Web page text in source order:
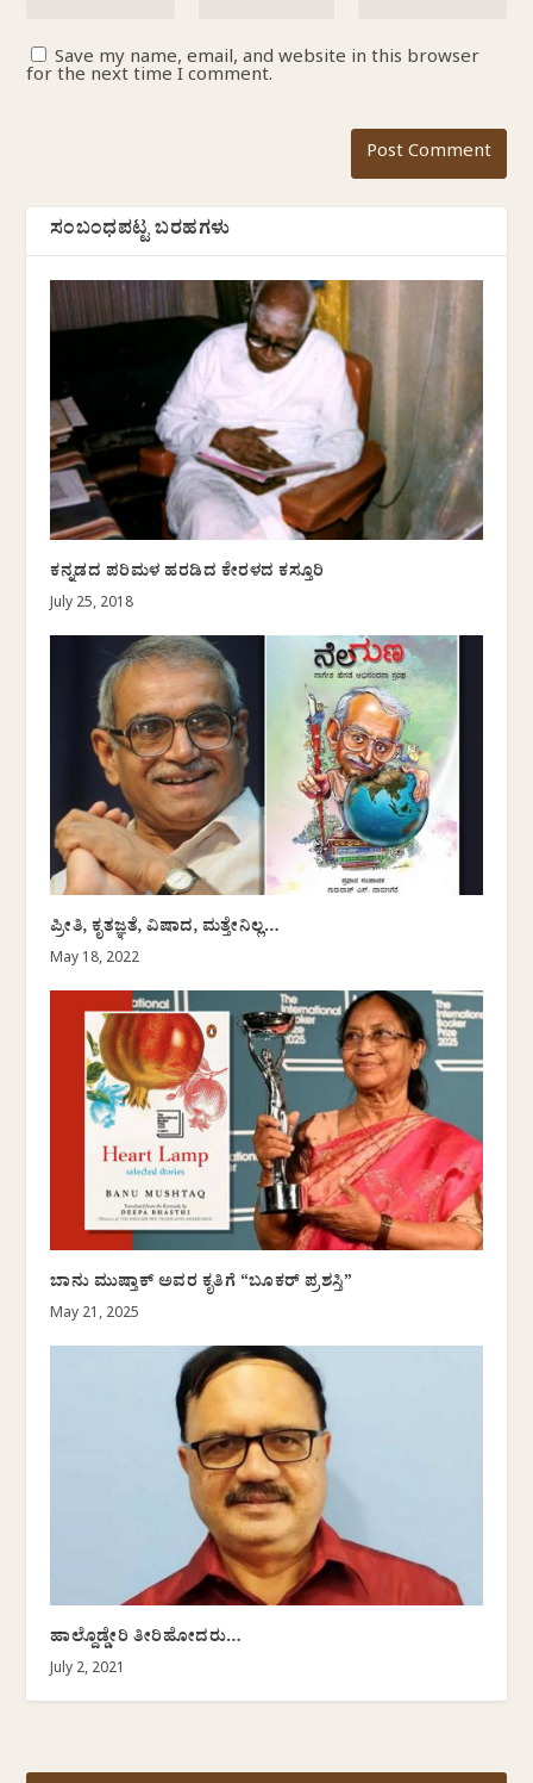
Save my name, email, and website in this browser
for the next time I comment.
ಸಂಬಂಧಪಟ್ಟ ಬರಹಗಳು
ಕನ್ನಡದ ಪರಿಮಳ ಹರಡಿದ ಕೇರಳದ ಕಸ್ತೂರಿ
July 25, 2018
ಪ್ರೀತಿ, ಕೃತಜ್ಞತೆ, ವಿಷಾದ, ಮತ್ತೇನಿಲ್ಲ…
May 18, 2022
ಬಾನು ಮುಷ್ತಾಕ್‌ ಅವರ ಕೃತಿಗೆ “ಬೂಕರ್‌ ಪ್ರಶಸ್ತಿ”
May 21, 2025
ಹಾಲ್ದೊಡ್ಡೇರಿ ತೀರಿಹೋದರು…
July 2, 2021